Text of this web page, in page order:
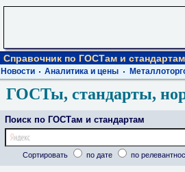
Справочник по ГОСТам и стандартам
Новости Аналитика и цены
ГОСТы, стандарты,
Поиск по ГОСТам и стандартам
Сортировать по дате по